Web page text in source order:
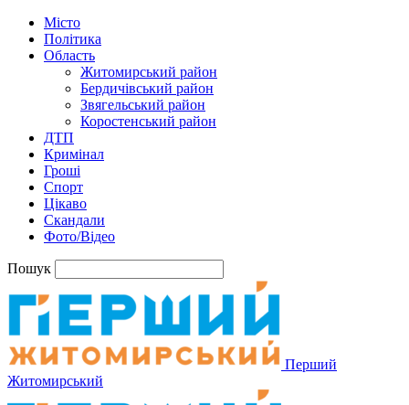
Місто
Політика
Область
Житомирський район
Бердичівський район
Звягельський район
Коростенський район
ДТП
Кримінал
Гроші
Спорт
Цікаво
Скандали
Фото/Відео
Пошук
Перший
Житомирський